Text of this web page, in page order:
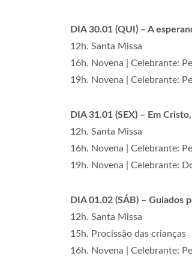
DIA 30.01 (QUI) – A
12h. Santa Missa
16h. Novena | Celebrante:
19h. Novena | Celebrante:
DIA 31.01 (SEX) – Em
12h. Santa Missa
16h. Novena | Celebrante:
19h. Novena | Celebrante:
DIA 01.02 (SÁB) – Guiados
12h. Santa Missa
15h. Procissão das crianças
16h. Novena | Celebrante: